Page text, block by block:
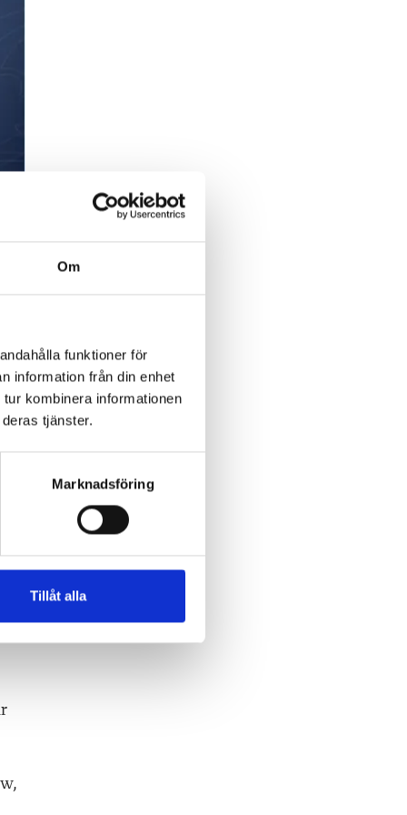
Om
funktioner för
information från din enhet
kombinera informationen
tjänster.
Marknadsföring
Tillåt alla